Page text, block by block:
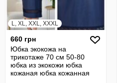
L, XL, XXL, XXXL
660 грн
Юбка экокожа на
трикотаже 70 см 50-80
юбка из экокожи юбка
кожаная юбка кожанная